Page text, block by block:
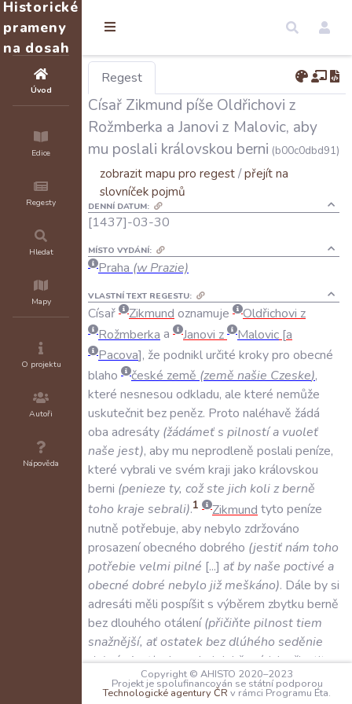
Historické
prameny
na dosah
Úvod
Edice
Regesty
Hledat
Mapy
O projektu
Autoři
Nápověda
Regest
Císař Zikmund píše Oldřichovi z
Rožmberka a Janovi z Malovic, aby
mu poslali královskou berni (b00c0dbd91)
zobrazit mapu pro regest/přejít na
slovníček pojmů
DENNÍ DATUM:
[1437]-03-30
MÍSTO VYDÁNÍ:
Praha (w Prazie)
VLASTNÍ TEXT REGESTU:
Císař Zikmund oznamuje Oldřichovi z
Rožmberka a Janovi z Malovic a
Pacova , že podniklurčité krokypro obecné
blaho
české země (země našie Czeske),
které nesnesou odkladu, ale které nemůže
uskutečnitbezpeněz. Proto naléhavě žádá
oba adresáty (žádámeťs pilnostía vuoleť
naše jest), abymu neprodleně poslali peníze,
které vybrali ve svém kraji jako královskou
berni (penieze ty, cožste jich kolizberně
toho kraje sebrali).1 Zikmund tyto peníze
nutně potřebuje, abynebylo zdržováno
prosazeníobecného dobrého (jestiťnám toho
potřebie velmipilné ... aťbynaše poctivé a
obecné dobré nebylo jižmeškáno). Dále bysi
adresáti měli pospíšits výběrem zbytku berně
bezdlouhého otálení(přičiňte pilnosttiem
snažnější, aťostatekbezdlúhého seděnie
dobránjest);obavelmidobřeví,jakpřinutit
neposlušné kzaplacenídaně(však viete,
kterak neposlušnépřipravovati ktomu
Copyright © AHISTO 2020–2023
Projekt je spolufinancován se státní podporou
Technologické agentury ČR v rámci Programu Éta.